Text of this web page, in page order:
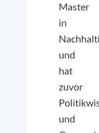
Master
in
und
hat
zuvor
und